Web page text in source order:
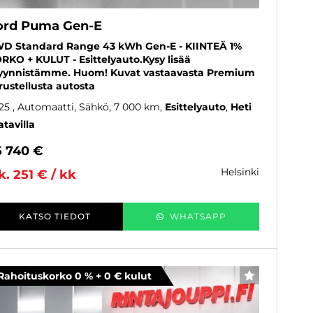
Puma Gen-E
Standard Range 43 kWh Gen-E - KIINTEÄ 1%
+ KULUT - Esittelyauto.Kysy lisää
Huom! Kuvat vastaavasta Premium
autosta
, Automaatti, Sähkö, 7 000 km Esittelyauto Heti
740 €
251 € / kk
helsinki
KATSO TIEDOT WHATSAPP
0 % + 0 € kulut SUOSIKKI